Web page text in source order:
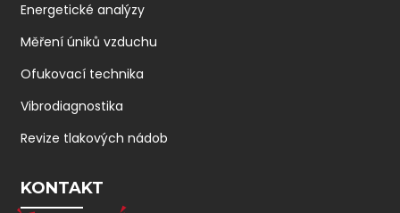
Energetické analýzy
Měření úniků vzduchu
Ofukovací technika
Vibrodiagnostika
Revize tlakových nádob
KONTAKT